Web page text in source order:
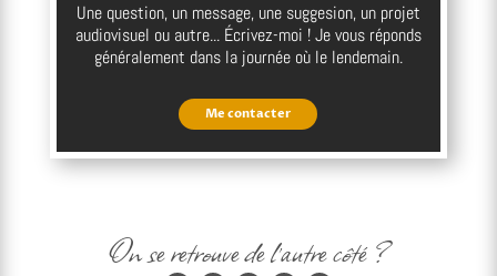
Une question, un message, une suggesion, un projet
audiovisuel ou autre... Écrivez-moi ! Je vous réponds
généralement dans la journée où le lendemain.
Me contacter
On se retrouve de l'autre côté ?